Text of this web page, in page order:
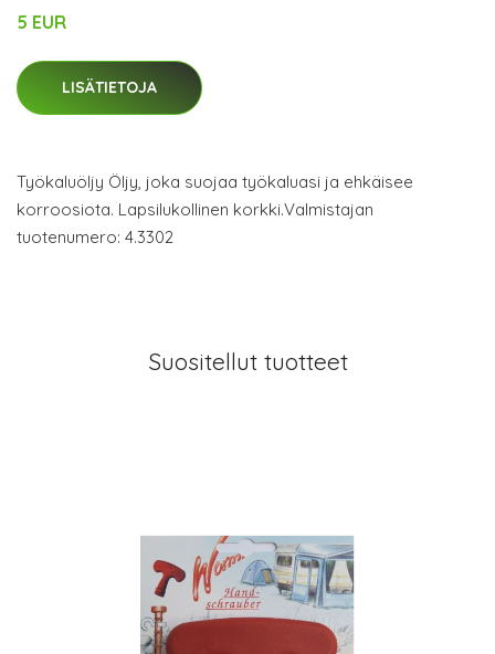
5 EUR
LISÄTIETOJA
Työkaluöljy Öljy, joka suojaa työkaluasi ja ehkäisee
korroosiota. Lapsilukollinen korkki.Valmistajan
tuotenumero: 4.3302
Suositellut tuotteet